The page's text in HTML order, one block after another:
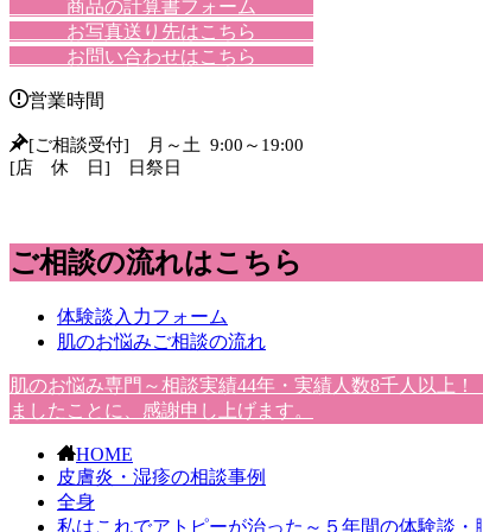
商品の計算書フォーム
お写真送り先はこちら
お問い合わせはこちら
営業時間
[ご相談受付] 月～土 9:00～19:00
[店 休 日] 日祭日
ご相談の流れはこちら
体験談入力フォーム
肌のお悩みご相談の流れ
肌のお悩み専門～相談実績44年・実績人数8千人以上
ましたことに、感謝申し上げます。
HOME
皮膚炎・湿疹の相談事例
全身
私はこれでアトピーが治った～５年間の体験談・